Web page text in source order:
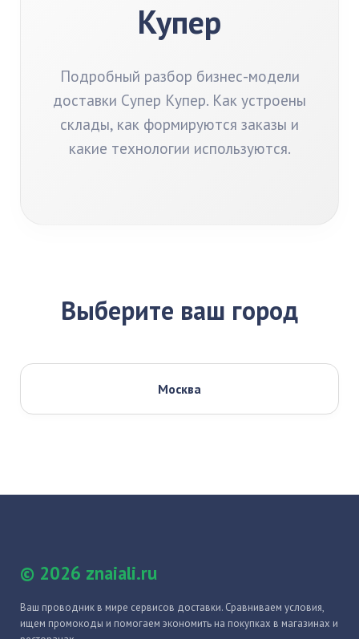
Купер
Подробный разбор бизнес-модели
доставки Супер Купер. Как устроены
склады, как формируются заказы и
какие технологии используются.
Выберите ваш город
Москва
© 2026 znaiali.ru
Ваш проводник в мире сервисов доставки. Сравниваем условия,
ищем промокоды и помогаем экономить на покупках в магазинах и